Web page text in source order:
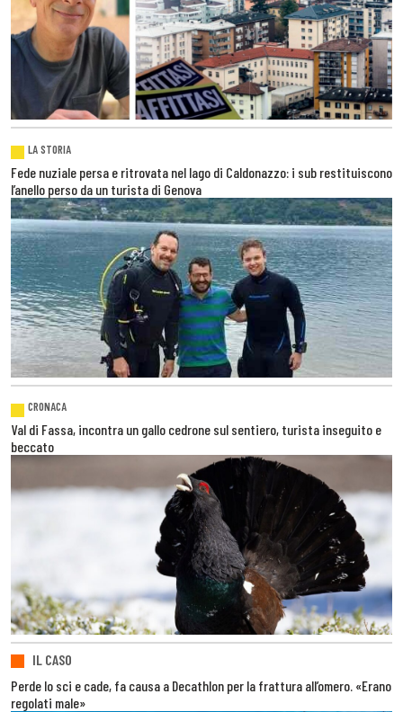
LA STORIA
Fede nuziale persa e ritrovata nel lago di Caldonazzo: i sub restituiscono
l’anello perso da un turista di Genova
CRONACA
Val di Fassa, incontra un gallo cedrone sul sentiero, turista inseguito e
beccato
IL CASO
Perde lo sci e cade, fa causa a Decathlon per la frattura all’omero. «Erano
regolati male»